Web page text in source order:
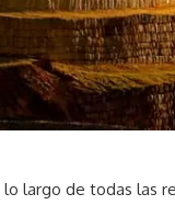
lo largo de todas las